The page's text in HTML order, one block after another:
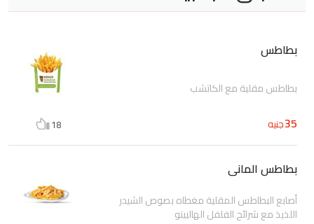
بطاطس
بطاطس مقلية مع الكاتشب
35جنيه 18
بطاطس المانى
أصابع البطاطس المقلية مغطاه بصوص الشيدر
اللذيذ مع شرائح الفلفل الهالبينو